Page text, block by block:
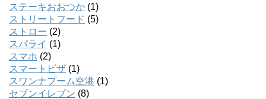
ステーキおおつか (1)
ストリートフード (5)
ストロー (2)
スパライ (1)
スマホ (2)
スマートビザ (1)
スワンナプーム空港 (1)
セブンイレブン (8)